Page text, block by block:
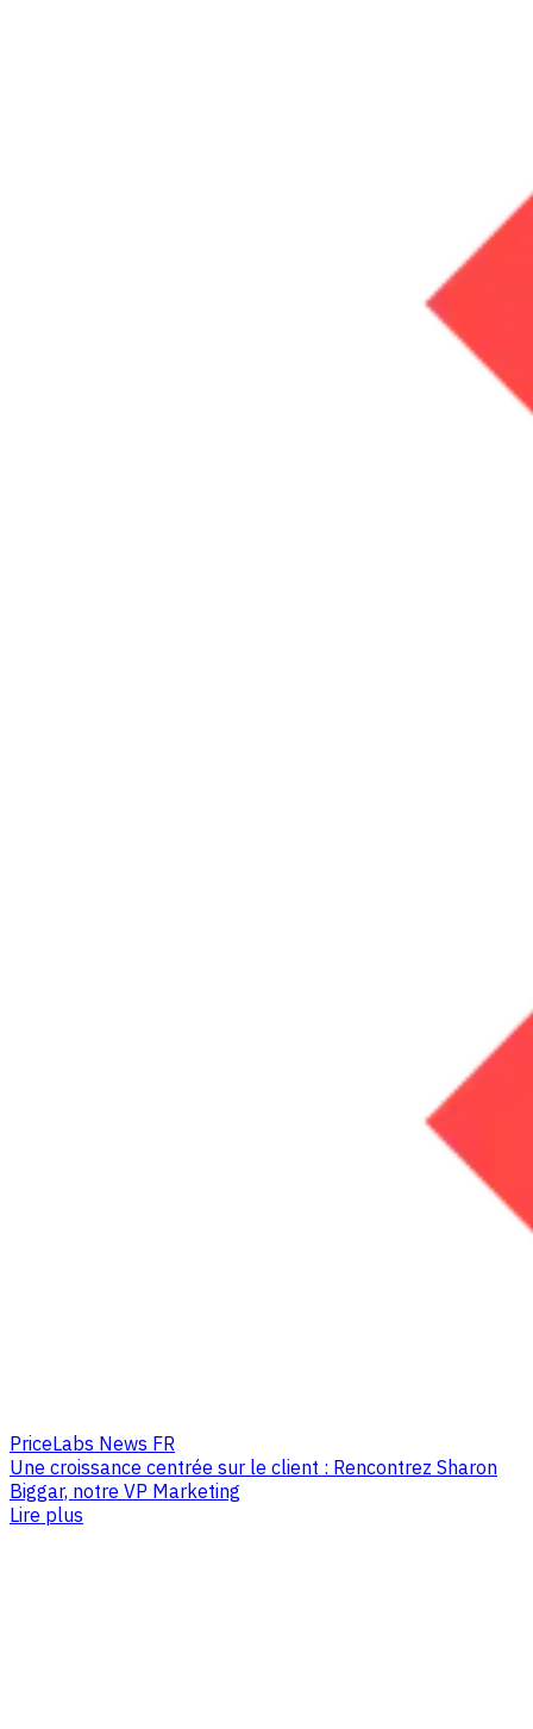
PriceLabs News FR
Une croissance centrée sur le client : Rencontrez Sharon
Biggar, notre VP Marketing
Lire plus